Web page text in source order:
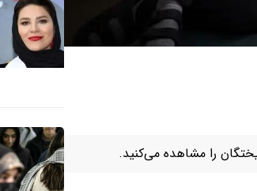
را مشاهده می‌کنید.